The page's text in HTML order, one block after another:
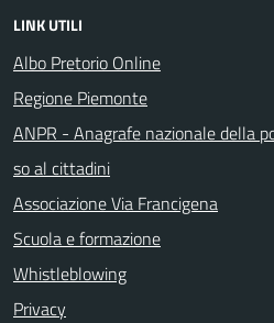
LINK UTILI
Albo Pretorio Online
Regione Piemonte
ANPR - Anagrafe nazionale della
so al cittadini
Associazione Via Francigena
Scuola e formazione
Whistleblowing
Privacy